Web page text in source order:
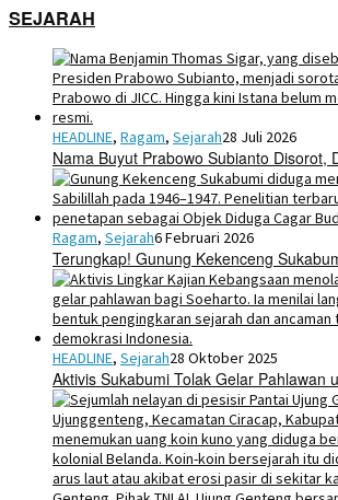
SEJARAH
HEADLINE, Ragam, Sejarah28 Juli 2026
Nama Buyut Prabowo Subianto Disorot,
Ragam, Sejarah6 Februari 2026
Terungkap! Gunung Kekenceng
HEADLINE, Sejarah28 Oktober 2025
Aktivis Sukabumi Tolak Gelar Pahlawan